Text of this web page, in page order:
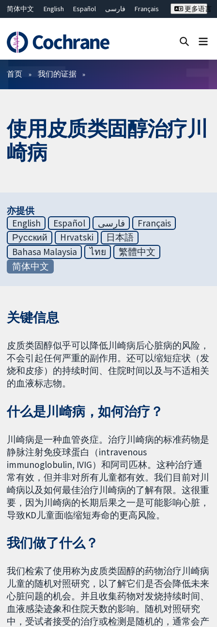
简体中文 English Español فارسی
Français
ไทย
繁體中文
更多语言
过滤
首页 我们的证据
使用皮质类固醇治疗川
崎病
亦提供
English
Español فارسی
Français
Русский
Hrvatski
日本語
Bahasa Malaysia
ไทย
繁體中文
简体中文
关键信息
皮质类固醇似乎可以降低川崎病后心脏病的风险，
不会引起任何严重的副作用。还可以缩短症状（发
烧和皮疹）的持续时间、住院时间以及与不适相关
的血液标志物。
什么是川崎病，如何治疗？
川崎病是一种血管炎症。治疗川崎病的标准药物是
静脉注射免疫球蛋白（intravenous
immunoglobulin, IVIG）和阿司匹林。这种治疗通
常有效，但并非对所有儿童都有效。我们目前对川
崎病以及如何最佳治疗川崎病的了解有限。这很重
要，因为川崎病的长期后果之一是可能影响心脏，
导致KD儿童面临缩短寿命的更高风险。
我们做了什么？
我们检索了使用称为皮质类固醇的药物治疗川崎病
儿童的随机对照研究，以了解它们是否会降低未来
心脏问题的机会。并且收集药物对发烧持续时间、
血液感染迹象和住院天数的影响。随机对照研究
中，受试者接受的治疗或检测是随机的，通常会产